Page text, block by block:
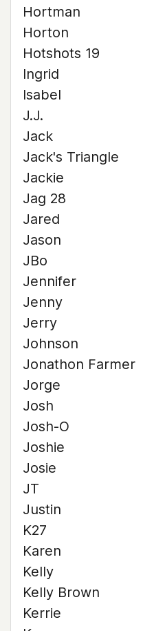
Hortman
Horton
Hotshots 19
Ingrid
Isabel
J.J.
Jack
Jack's Triangle
Jackie
Jag 28
Jared
Jason
JBo
Jennifer
Jenny
Jerry
Johnson
Jonathon Farmer
Jorge
Josh
Josh-O
Joshie
Josie
JT
Justin
K27
Karen
Kelly
Kelly Brown
Kerrie